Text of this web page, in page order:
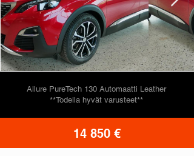
Allure PureTech 130 Automaatti Leather
**Todella hyvät varusteet**
14 850 €